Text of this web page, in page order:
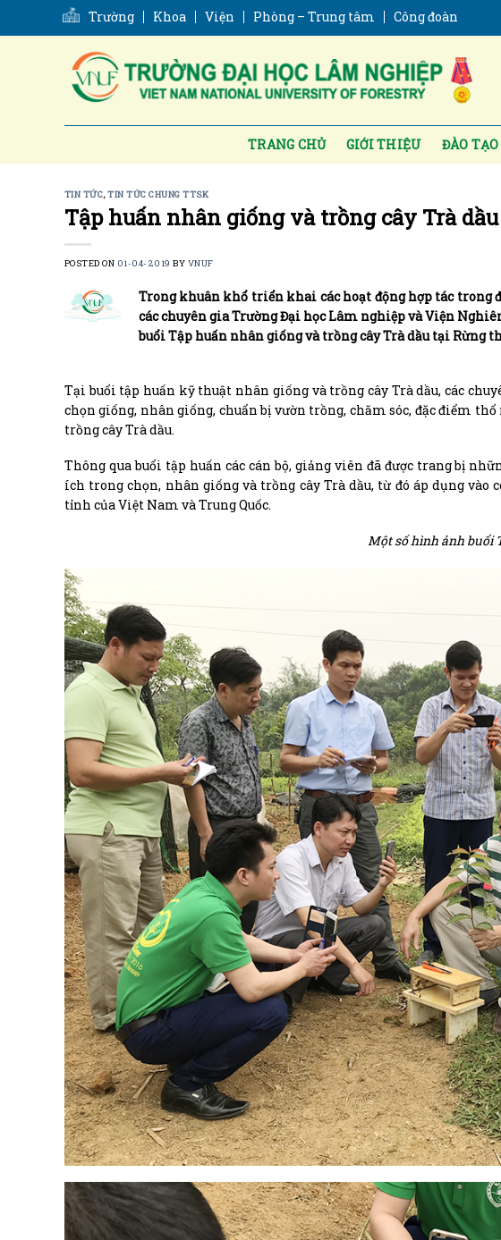
Trường Khoa Viện Phòng – Trung tâm Công đoàn
TRANG CHỦ GIỚI THIỆU ĐÀO TẠO
TIN TỨC,TIN TỨC CHUNG TTSK
Tập huấn nhân giống và trồng cây Trà
POSTED ON 01-04-2019 BY VNUF
Trong khuân khổ triển khai các hoạt động hợp tác trong
các chuyên gia Trường Đại học Lâm nghiệp và Viện
buổi Tập huấn nhân giống và trồng cây Trà dầu tại Rừng
Tại buổi tập huấn kỹ thuật nhân giống và trồng cây Trà dầu, các
chọn giống, nhân giống, chuẩn bị vườn trồng, chăm sóc, đặc điểm
trồng cây Trà dầu.
Thông qua buổi tập huấn các cán bộ, giảng viên đã được trang bị
ích trong chọn, nhân giống và trồng cây Trà dầu, từ đó áp dụng
tỉnh của Việt Nam và Trung Quốc.
Một số hình ảnh buổi